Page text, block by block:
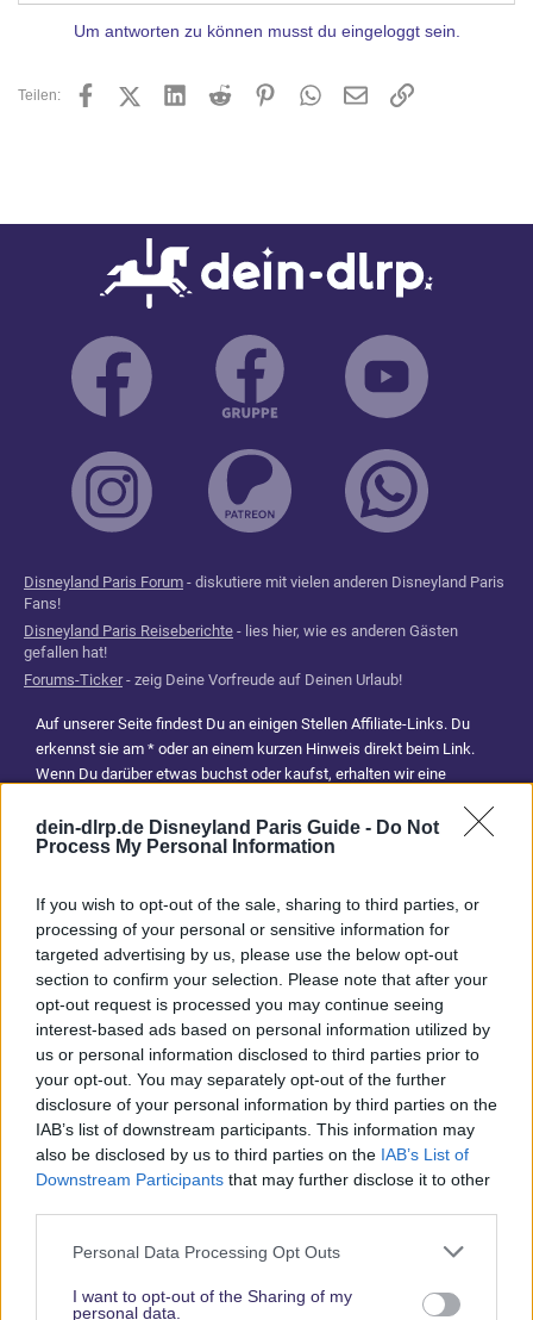
dein-dlrp.de Disneyland Paris Guide - Do Not
Process My Personal Information
If you wish to opt-out of the sale, sharing to third parties, or
processing of your personal or sensitive information for
targeted advertising by us, please use the below opt-out
section to confirm your selection. Please note that after your
opt-out request is processed you may continue seeing
interest-based ads based on personal information utilized by
us or personal information disclosed to third parties prior to
your opt-out. You may separately opt-out of the further
disclosure of your personal information by third parties on the
IAB’s list of downstream participants. This information may
also be disclosed by us to third parties on the IAB’s List of
Downstream Participants that may further disclose it to other
Personal Data Processing Opt Outs
I want to opt-out of the Sharing of my
personal data.
Um antworten zu können musst du eingeloggt sein.
Teilen: FacebookX (Twitter)LinkedInReddit PinterestWhatsApp
E-MailLink
Disneyland Paris Forum - diskutiere mit vielen anderen Disneyland Paris
Fans!
Disneyland Paris Reiseberichte - lies hier, wie es anderen Gästen
gefallen hat!
Forums-Ticker- zeig Deine Vorfreude auf Deinen Urlaub!
Auf unserer Seite findest Du an einigen Stellen Affiliate-Links. Du
erkennst sie am * oder an einem kurzen Hinweis direkt beim Link.
Wenn Du darüber etwas buchst oder kaufst, erhalten wir eine
Du uns, unsere Reiseführer, Tipps und Planungsinhalte weiterhin
kostenlos anzubieten. Vielen Dank für Deine Unterstützung.
Abonniere jetzt unsere magischen News aus den
Parks
Keine Angebote verpassen
Aktuelle News
Spannende Lesetipps
Gratis und jederzeit kündbar